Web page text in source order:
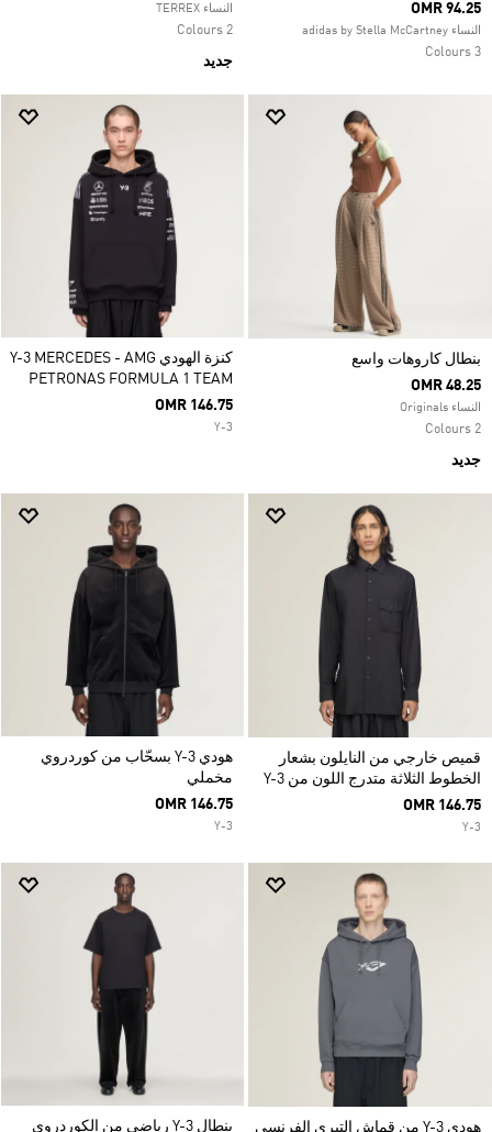
OMR 94.25
النساء adidas by Stella McCartney
3 Colours
النساء TERREX
2 Colours
جديد
بنطال كاروهات واسع
OMR 48.25
النساء Originals
2 Colours
جديد
كنزة الهودي Y-3 MERCEDES - AMG
PETRONAS FORMULA 1 TEAM
OMR 146.75
Y-3
قميص خارجي من النايلون بشعار
الخطوط الثلاثة متدرج اللون من Y-3
OMR 146.75
Y-3
هودي Y-3 بسحّاب من كوردروي
مخملي
OMR 146.75
Y-3
هودي Y-3 من قماش التيري الفرنسي بنطال Y-3 رياضي من الكوردروي